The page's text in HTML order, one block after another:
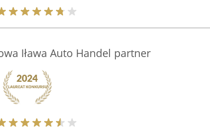
Iława Auto Handel partner